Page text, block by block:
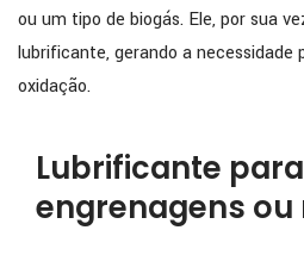
ou um tipo de biogás. Ele, por sua
lubrificante, gerando a necessidade
oxidação.
Lubrificante para
engrenagens